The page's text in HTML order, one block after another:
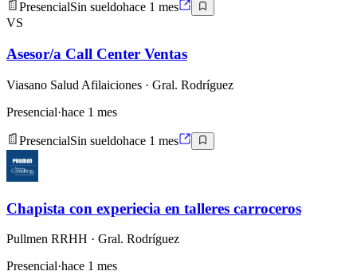
PresencialSin sueldohace 1 mes
VS
Asesor/a Call Center Ventas
Viasano Salud Afilaiciones · Gral. Rodríguez
Presencial·hace 1 mes
PresencialSin sueldohace 1 mes
Chapista con experiecia en talleres carroceros
Pullmen RRHH · Gral. Rodríguez
Presencial·hace 1 mes